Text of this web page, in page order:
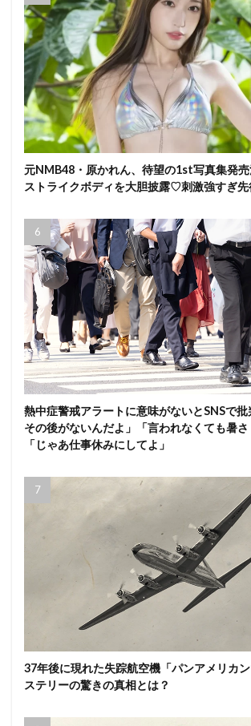
元NMB48・原かれん、待望の1st写真集発
ストライクボディを大胆披露♡刺激強すぎ
熱中症警戒アラートに意味がないとSNSで
その後がないんだよ」「言われなくても暑さ
「じゃあ仕事休みにしてよ」
37年後に現れた失踪航空機「パンアメリカ
ステリーの驚きの真相とは？